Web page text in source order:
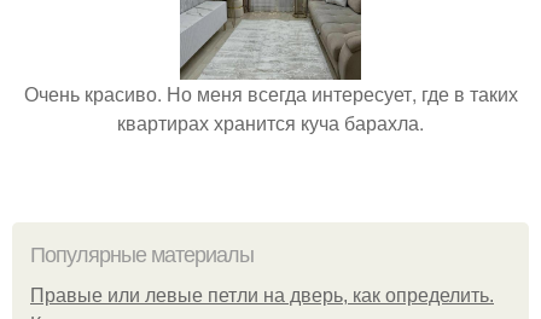
Очень красиво. Но меня всегда интересует, где в таких
квартирах хранится куча барахла.
Популярные материалы
Правые или левые петли на дверь, как определить.